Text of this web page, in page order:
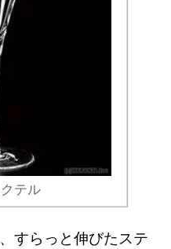
テル
すらっと伸びたステ